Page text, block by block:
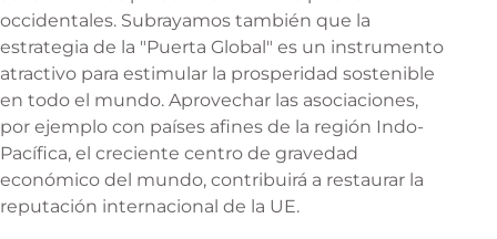
occidentales. Subrayamos también que la
estrategia de la "Puerta Global" es un instrumento
atractivo para estimular la prosperidad sostenible
en todo el mundo. Aprovechar las asociaciones,
por ejemplo con países afines de la región Indo-
Pacífica, el creciente centro de gravedad
económico del mundo, contribuirá a restaurar la
reputación internacional de la UE.